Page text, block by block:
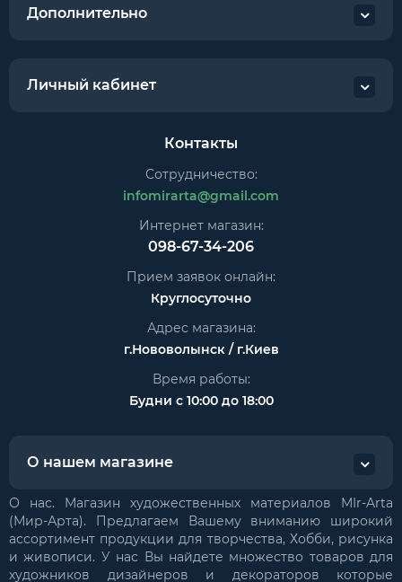
Дополнительно
Личный кабинет
Контакты
Сотрудничество:
infomirarta@gmail.com
Интернет магазин:
098-67-34-206
Прием заявок онлайн:
Круглосуточно
Адрес магазина:
г.Нововолынск / г.Киев
Время работы:
Будни с 10:00 до 18:00
О нашем магазине
О нас. Магазин художественных материалов MIr-Arta
(Мир-Арта). Предлагаем Вашему вниманию широкий
ассортимент продукции для творчества, Хобби, рисунка
и живописи. У нас Вы найдете множество товаров для
художников дизайнеров и декораторов которые